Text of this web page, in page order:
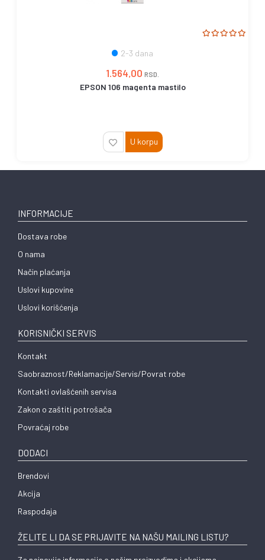
2-3 dana
1.564,00 RSD.
EPSON 106 magenta mastilo
U korpu
INFORMACIJE
Dostava robe
O nama
Način plaćanja
Uslovi kupovine
Uslovi korišćenja
KORISNIČKI SERVIS
Kontakt
Saobraznost/Reklamacije/Servis/Povrat robe
Kontakti ovlašćenih servisa
Zakon o zaštiti potrošača
Povraćaj robe
DODACI
Brendovi
Akcija
Raspodaja
ŽELITE LI DA SE PRIJAVITE NA NAŠU MAILING LISTU?